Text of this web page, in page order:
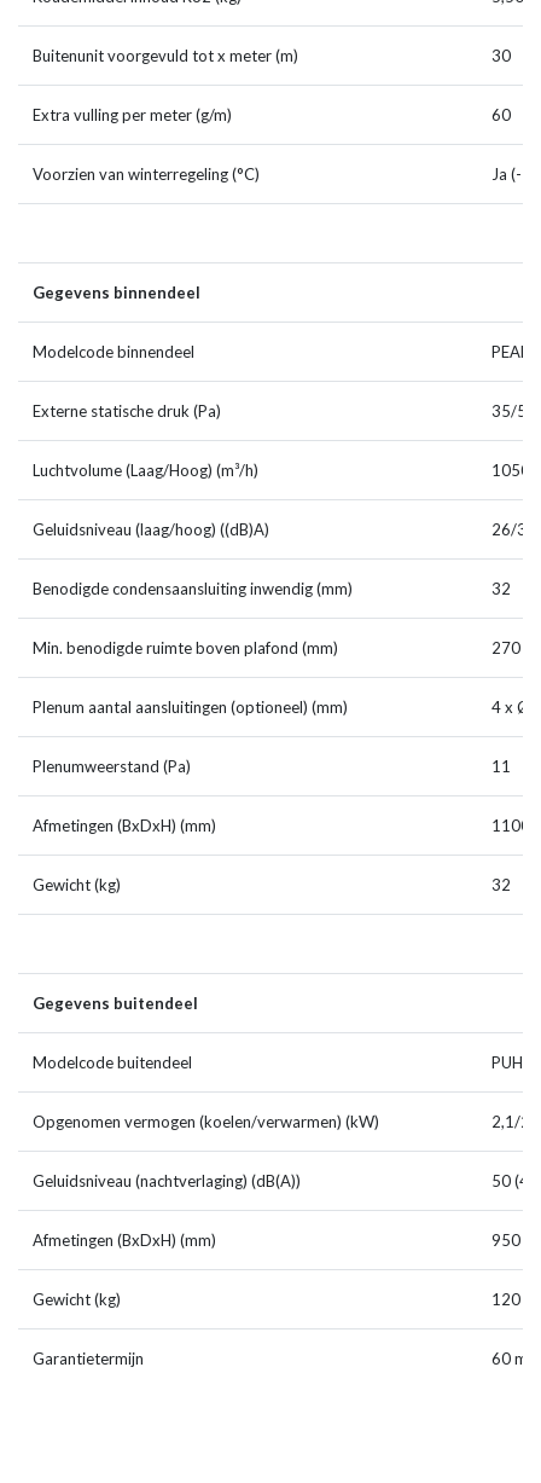
Buitenunit voorgevuld tot x meter (m) 30
Extra vulling per meter (g/m) 60
Voorzien van winterregeling (°C) Ja (-
Gegevens binnendeel
Modelcode binnendeel
Externe statische druk (Pa) 35/
Luchtvolume (Laag/Hoog) (m³/h) 1050/
Geluidsniveau (laag/hoog) ((dB)A) 26/34
Benodigde condensaansluiting inwendig (mm) 32
Min. benodigde ruimte boven plafond (mm) 270
Plenum aantal aansluitingen (optioneel) (mm) 4 x Ø
Plenumweerstand (Pa) 11
Afmetingen (BxDxH) (mm) 1100
Gewicht (kg) 32
Gegevens buitendeel
Modelcode buitendeel
Opgenomen vermogen (koelen/verwarmen) (kW) 2,1/
Geluidsniveau (nachtverlaging) (dB(A)) 50
Afmetingen (BxDxH) (mm) 950 x
Gewicht (kg) 120
Garantietermijn 60